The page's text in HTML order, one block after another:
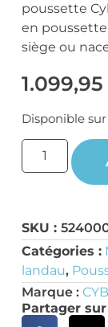
poussette
en
siège ou
1.099,95
Disponible
SKU :
Catégories :
landau,
Marque :
Partager sur